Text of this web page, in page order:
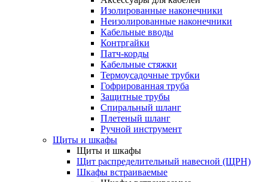
Изолированные наконечники
Неизолированные наконечники
Кабельные вводы
Контргайки
Патч-корды
Кабельные стяжки
Термоусадочные трубки
Гофрированная труба
Защитные трубы
Спиральный шланг
Плетеный шланг
Ручной инструмент
Щиты и шкафы
Щиты и шкафы
Щит распределительный навесной (ЩРН)
Шкафы встраиваемые